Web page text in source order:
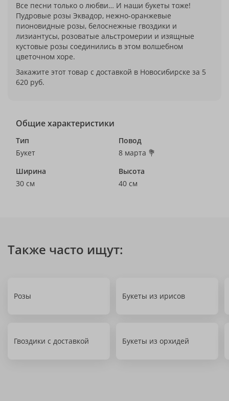
Все песни только о любви… И наши букеты тоже!
Пудровые розы Эквадор, нежно-оранжевые
пионовидные розы, белоснежные гвоздики и
лизиантусы, розоватые альстромерии и изящные
кустовые розы соединились в этом волшебном
цветочном хоре.
Закажите этот товар с доставкой в Новосибирске за 5
620 руб.
Общие характеристики
Тип
Букет
Повод
8 марта 💐
Ширина
30 см
Высота
40 см
Также часто ищут:
Розы Букеты из ирисов
Гвоздики с доставкой Букеты из орхидей